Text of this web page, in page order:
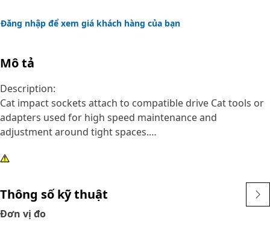
Đăng nhập để xem giá khách hàng của bạn
Mô tả
Description:
Cat impact sockets attach to compatible drive Cat tools or
adapters used for high speed maintenance and
adjustment around tight spaces.
Attributes:
• Deep length
• 3/8 inch square drive
• Black oxide finish
Thông số kỹ thuật
Đơn vị đo